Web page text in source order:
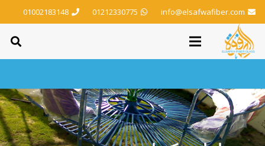
info@elsafwafiber.com
01212330775
01002183148